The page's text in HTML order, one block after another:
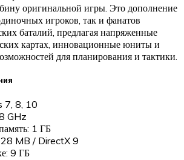
оригинальной игры. Это дополнение
игроков, так и фанатов
баталий, предлагая напряженные
картах, инновационные юниты и
для планирования и тактики.
7, 8, 10
GHz
1 ГБ
MB / DirectX 9
9 ГБ